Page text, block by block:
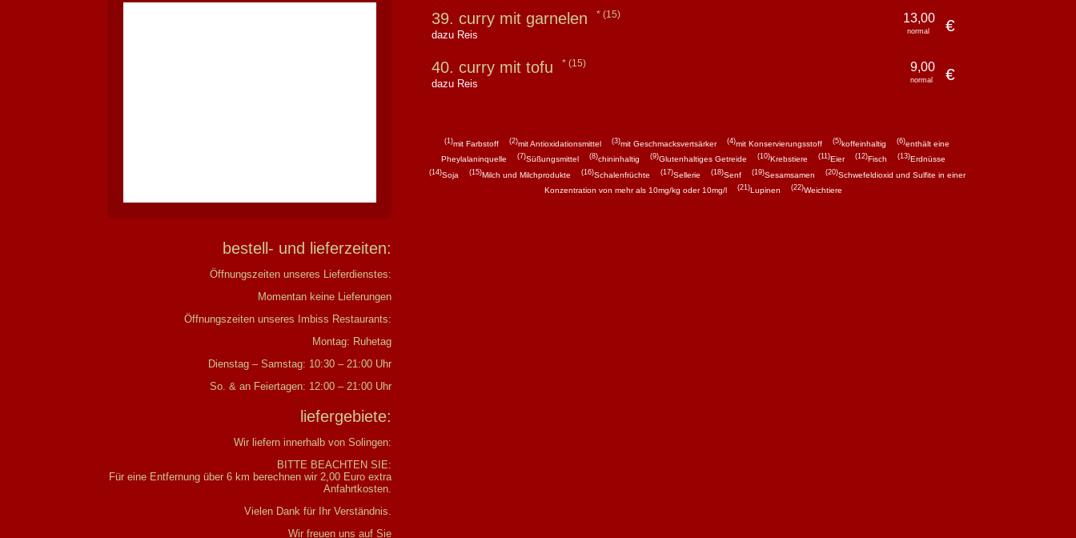
13,00
normal €
39. curry mit garnelen (15)
dazu Reis
9,00
normal €
40. curry mit tofu (15)
dazu Reis
(1)mit Farbstoff (2)mit Antioxidationsmittel (3)mit Geschmacksvertsärker (4)mit Konservierungsstoff (5)koffeinhaltig (6)enthält eine
Pheylalaninquelle
(7)Süßungsmittel (8)chininhaltig (9)Glutenhaltiges Getreide (10)Krebstiere (11)Eier (12)Fisch (13)Erdnüsse
(14)Soja (15)Milch und Milchprodukte (16)Schalenfrüchte (17)Sellerie (18)Senf (19)Sesamsamen (20)Schwefeldioxid und Sulfite in einer
Konzentration von mehr als 10mg/kg oder 10mg/l
(21)Lupinen (22)Weichtiere
bestell- und lieferzeiten:
Öffnungszeiten unseres Lieferdienstes:
Momentan keine Lieferungen
Öffnungszeiten unseres Imbiss Restaurants:
Montag: Ruhetag
Dienstag – Samstag: 10:30 – 21:00 Uhr
So. & an Feiertagen: 12:00 – 21:00 Uhr
liefergebiete:
Wir liefern innerhalb von Solingen:
BITTE BEACHTEN SIE:
Für eine Entfernung über 6 km berechnen wir 2,00 Euro extra
Anfahrtkosten.
Vielen Dank für Ihr Verständnis.
Wir freuen uns auf Sie